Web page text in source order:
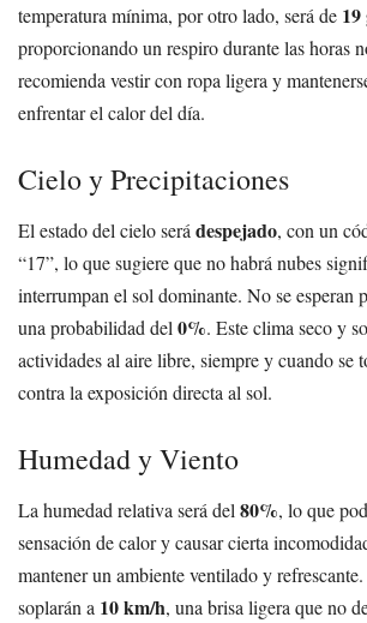
temperatura mínima, por otro lado, será de
proporcionando un respiro durante las horas
recomienda vestir con ropa ligera y
enfrentar el calor del día.
Cielo y Precipitaciones
El estado del cielo serádespejado, con un
“17”, lo que sugiere que no habrá nubes
interrumpan el sol dominante. No se esperan
una probabilidad del0%. Este clima seco y
actividades al aire libre, siempre y cuando se
contra la exposición directa al sol.
Humedad y Viento
La humedad relativa será del80%, lo que
sensación de calor y causar cierta
mantener un ambiente ventilado y
soplarán a 10 km/h, una brisa ligera que no